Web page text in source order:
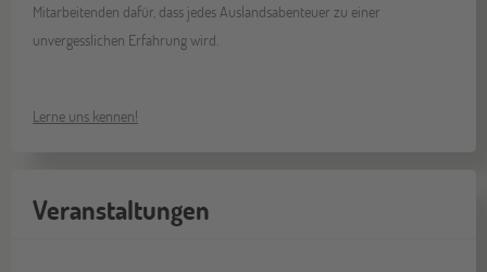
Mitarbeitenden dafür, dass jedes Auslandsabenteuer zu einer
unvergesslichen Erfahrung wird.
Lerne uns kennen!
Veranstaltungen